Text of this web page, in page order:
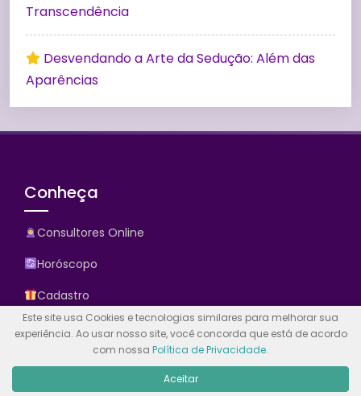
Transcendência
Desvendando a Arte da Sedução: Além das
Aparências
Conheça
Consultores Online
Horóscopo
Cadastro
Contato
Promoções
Comprar Creditos
Este site usa Cookies e tecnologias similares para melhorar sua
experiência. Ao usar nosso site, você concorda que está de acordo
com nossa Política de Privacidade.
Aceitar